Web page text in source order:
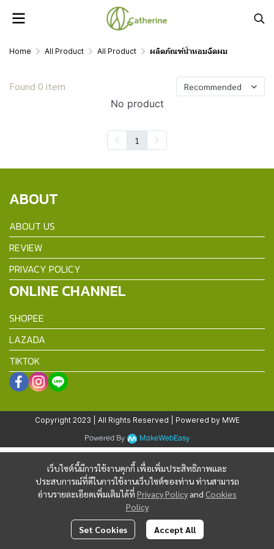
Home All Product All Product ผลิตภัณฑ์น้ำหอมฉีดผม
Found 0 item Recommended
No product
1
เว็บไซต์นี้มีการใช้งานคุกกี้ เพื่อเพิ่มประสิทธิภาพและ
ประสบการณ์ที่ดีในการใช้งานเว็บไซต์ของท่าน ท่านสามารถ
อ่านรายละเอียดเพิ่มเติมได้ที่ Privacy Policy and Cookies
Policy
Set Cookies Accept All
ABOUT
ABOUT US
REVIEW
PRIVACY POLICY
ONLINE CHANNEL
SHOPEE
LAZADA
TIKTOK
Copyright 2023 | All Rights Reserved | Powered by MWE
Powered By MakeWebEasy